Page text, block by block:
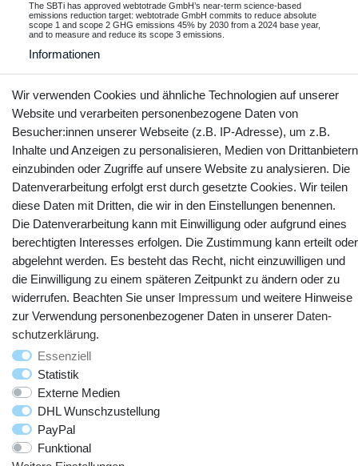
The SBTi has approved webtotrade GmbH’s near-term science-based
emissions reduction target: webtotrade GmbH commits to reduce absolute
scope 1 and scope 2 GHG emissions 45% by 2030 from a 2024 base year,
and to measure and reduce its scope 3 emissions.
Informationen
Vertrag widerrufen Kontakt
YouTube Facebook Instagram
© Copyright 2025 webtotrade GmbH. Alle Rechte vorbehalten.
Wir verwenden Cookies und ähnliche Technologien auf unserer
Website und verarbeiten personenbezogene Daten von
Besucher:innen unserer Webseite (z.B. IP-Adresse), um z.B.
Inhalte und Anzeigen zu personalisieren, Medien von Drittanbietern
einzubinden oder Zugriffe auf unsere Website zu analysieren. Die
Datenverarbeitung erfolgt erst durch gesetzte Cookies. Wir teilen
diese Daten mit Dritten, die wir in den Einstellungen benennen.
Die Datenverarbeitung kann mit Einwilligung oder aufgrund eines
berechtigten Interesses erfolgen. Die Zustimmung kann erteilt oder
abgelehnt werden. Es besteht das Recht, nicht einzuwilligen und
die Einwilligung zu einem späteren Zeitpunkt zu ändern oder zu
widerrufen. Beachten Sie unser Impressum und weitere Hinweise
zur Verwendung personenbezogener Daten in unserer Daten­
schutz­erklärung.
Essenziell
Statistik
Externe Medien
DHL Wunschzustellung
PayPal
Funktional